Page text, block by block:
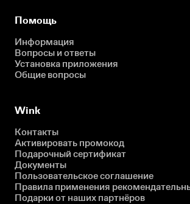
Помощь
Информация
Вопросы и ответы
Установка приложения
Общие вопросы
Wink
Контакты
Активировать промокод
Подарочный сертификат
Документы
Пользовательское соглашение
Правила применения
Подарки от наших партнёров